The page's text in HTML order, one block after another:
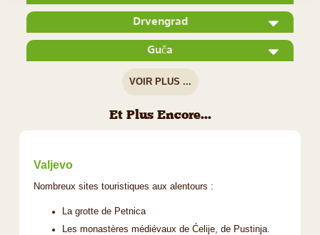
Drvengrad
Guča
VOIR PLUS ...
Et Plus Encore...
Valjevo
Nombreux sites touristiques aux alentours :
La grotte de Petnica
Les monastères médiévaux de Ćelije, de Pustinja.